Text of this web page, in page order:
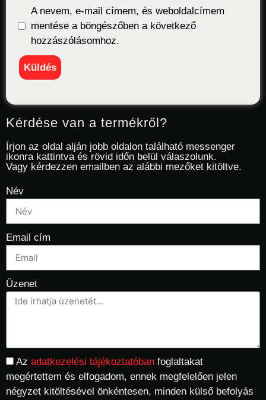
A nevem, e-mail címem, és weboldalcímem
mentése a böngészőben a következő
hozzászólásomhoz.
Kérdése van a termékről?
Írjon az oldal alján jobb oldalon található messenger
ikonra kattintva és rövid időn belül válaszolunk.
Vagy kérdezzen emailben az alábbi mezőket kitöltve.
Név
Email cím
Üzenet
Az adatkezelési tájékoztatóban foglaltakat
megértettem és elfogadom, ennek megfelelően jelen
négyzet kitöltésével önkéntesen, minden külső befolyás